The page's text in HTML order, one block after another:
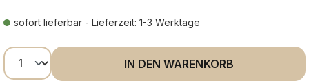
sofort lieferbar - Lieferzeit: 1-3 Werktage
Produkt Anzahl: Gib den gewünschten
IN DEN WARENKORB